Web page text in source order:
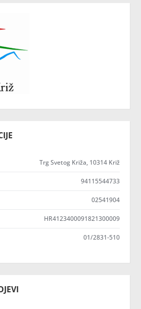
Trg Svetog Križa, 10314 Križ
94115544733
02541904
HR4123400091821300009
01/2831-510